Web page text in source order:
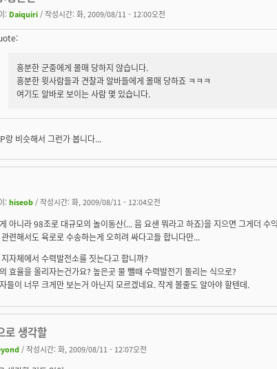
: Daiquiri / 작성시간: 화, 2009/08/11 - 12:00오전
흥분한 군중에게 몰매 당하지 않습니다.
흥분한 윗사람들과 견찰과 알바들에게 몰매 당하죠 ㅋㅋㅋ
여기도 알바로 보이는 사람 몇 있습니다.
랑 비슷해서 그런가 봅니다...
: hiseob / 작성시간: 화, 2009/08/11 - 12:04오전
아니라 98조로 대규모의 놀이동산(... 음 요샌 뭐라고 하죠)을 지으면 그게더 수
련해서도 육로로 수송하는게 오히려 싸다고들 합니다만...
자체에서 수력발전소를 짓는다고 합니까?
효율을 올리자는건가요? 높은곳 물 뺄때 수력발전기 돌리는 식으로?
들이 너무 크게만 보는거 아닌지 모르겠네요. 작게 볼줄도 알아야 할텐데.
로 생각할
/ 작성시간: 화, 2009/08/11 - 12:07오전